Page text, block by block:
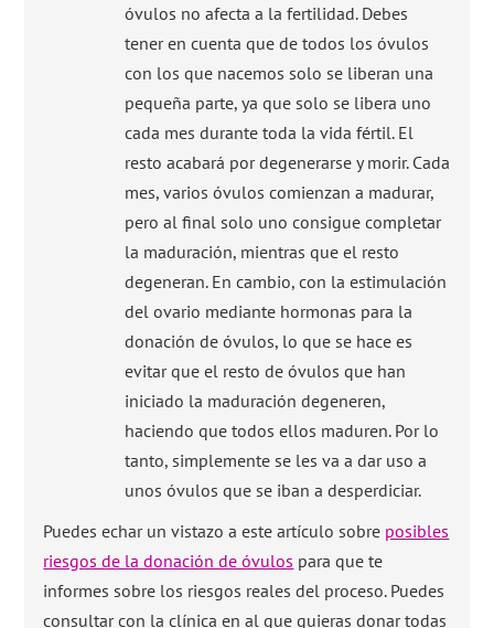
óvulos no afecta a la fertilidad. Debes
tener en cuenta que de todos los óvulos
con los que nacemos solo se liberan una
pequeña parte, ya que solo se libera uno
cada mes durante toda la vida fértil. El
resto acabará por degenerarse y morir. Cada
mes, varios óvulos comienzan a madurar,
pero al final solo uno consigue completar
la maduración, mientras que el resto
degeneran. En cambio, con la estimulación
del ovario mediante hormonas para la
donación de óvulos, lo que se hace es
evitar que el resto de óvulos que han
iniciado la maduración degeneren,
haciendo que todos ellos maduren. Por lo
tanto, simplemente se les va a dar uso a
unos óvulos que se iban a desperdiciar.
Puedes echar un vistazo a este artículo sobre posibles
riesgos de la donación de óvulos para que te
informes sobre los riesgos reales del proceso. Puedes
consultar con la clínica en al que quieras donar todas